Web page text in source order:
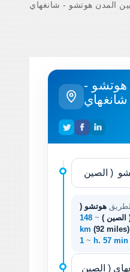
هوتشو -
شانغهاي
هوتشو (
الصين ) ~
148
km (92 miles)
~ 1 h. 57 min